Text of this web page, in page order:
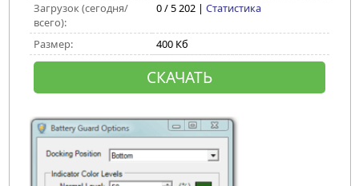
Загрузок (сегодня/
всего):
0 / 5 202 | Статистика
Размер: 400 Кб
СКАЧАТЬ